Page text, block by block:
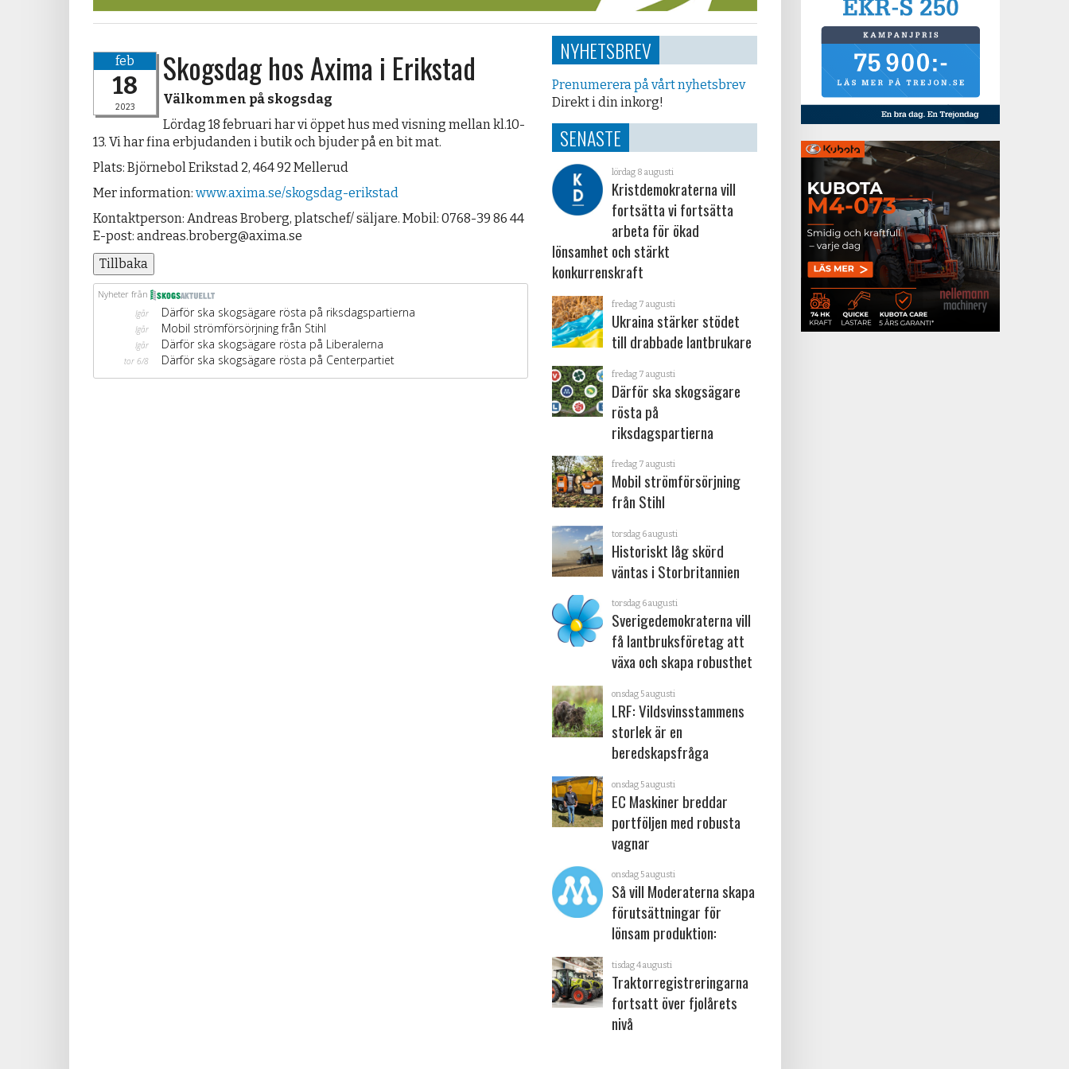
feb
18
2023
Skogsdag hos Axima i Erikstad
Välkommen på skogsdag
Lördag 18 februari har vi öppet hus med visning mellan kl.10-
13. Vi har fina erbjudanden i butik och bjuder på en bit mat.
Plats: Björnebol Erikstad 2, 464 92 Mellerud
Mer information: www.axima.se/skogsdag-erikstad
Kontaktperson: Andreas Broberg, platschef/ säljare. Mobil: 0768-39 86 44
E-post: andreas.broberg@axima.se
Tillbaka
NYHETSBREV
Prenumerera på vårt nyhetsbrev
Direkt i din inkorg!
SENASTE
lördag 8 augusti
Kristdemokraterna vill
fortsätta vi fortsätta
arbeta för ökad
lönsamhet och stärkt
konkurrenskraft
fredag 7 augusti
Ukraina stärker stödet
till drabbade lantbrukare
fredag 7 augusti
Därför ska skogsägare
rösta på
riksdagspartierna
fredag 7 augusti
Mobil strömförsörjning
från Stihl
torsdag 6 augusti
Historiskt låg skörd
väntas i Storbritannien
torsdag 6 augusti
Sverigedemokraterna vill
få lantbruksföretag att
växa och skapa robusthet
onsdag 5 augusti
LRF: Vildsvinsstammens
storlek är en
beredskapsfråga
onsdag 5 augusti
EC Maskiner breddar
portföljen med robusta
vagnar
onsdag 5 augusti
Så vill Moderaterna skapa
förutsättningar för
lönsam produktion:
tisdag 4 augusti
Traktorregistreringarna
fortsatt över fjolårets
nivå